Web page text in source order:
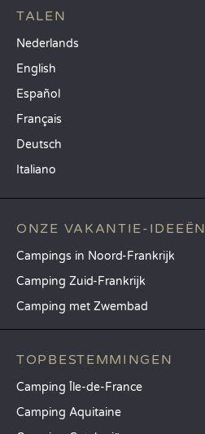
TALEN
Nederlands
English
Español
Français
Deutsch
Italiano
ONZE VAKANTIE-IDEEËN
Campings in Noord-Frankrijk
Camping Zuid-Frankrijk
Camping met Zwembad
TOPBESTEMMINGEN
Camping Île-de-France
Camping Aquitaine